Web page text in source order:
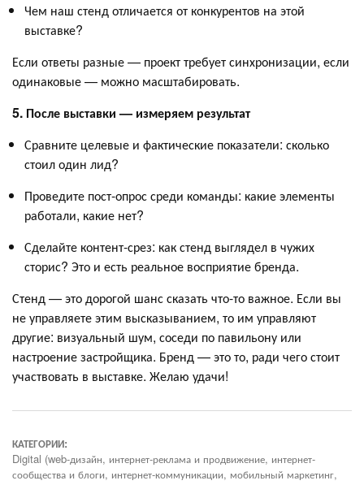
Чем наш стенд отличается от конкурентов на этой
выставке?
Если ответы разные — проект требует синхронизации, если
одинаковые — можно масштабировать.
5. После выставки — измеряем результат
Сравните целевые и фактические показатели: сколько
стоил один лид?
Проведите пост-опрос среди команды: какие элементы
работали, какие нет?
Сделайте контент-срез: как стенд выглядел в чужих
сторис? Это и есть реальное восприятие бренда.
Стенд — это дорогой шанс сказать что-то важное. Если вы
не управляете этим высказыванием, то им управляют
другие: визуальный шум, соседи по павильону или
настроение застройщика. Бренд — это то, ради чего стоит
участвовать в выставке. Желаю удачи!
КАТЕГОРИИ:
Digital (web-дизайн, интернет-реклама и продвижение, интернет-
сообщества и блоги, интернет-коммуникации, мобильный маркетинг,